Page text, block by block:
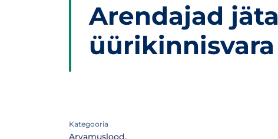
Arendajad
üürikinnisvara
Kategooria
Arvamuslood,